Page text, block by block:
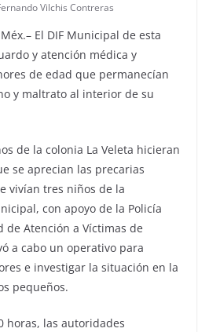
Vilchis Contreras
El DIF Municipal de esta
y atención médica y
de edad que permanecían
y maltrato al interior de su
de la colonia La Veleta hicieran
se aprecian las precarias
vivían tres niños de la
con apoyo de la Policía
de Atención a Víctimas de
a cabo un operativo para
e investigar la situación en la
pequeños.
horas, las autoridades